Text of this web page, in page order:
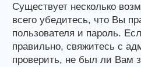
Существует несколько
всего убедитесь, что Вы
пользователя и пароль.
правильно, свяжитесь с
проверить, не был ли Вам